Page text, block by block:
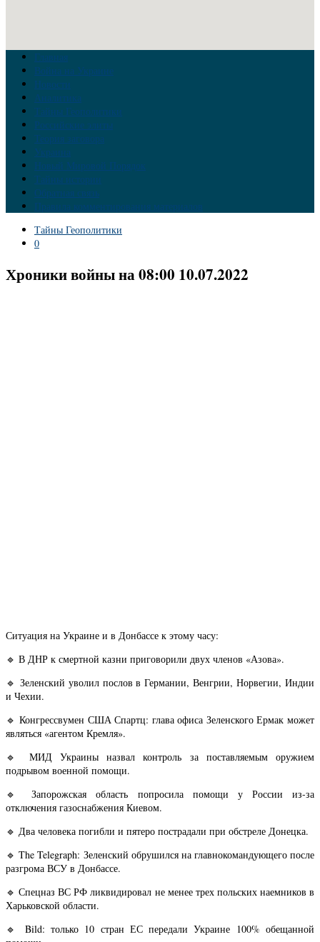
Главная
Война на Украине
Новости
Аналитика
Тайны Геополитики
Российские элиты
Теория заговора
Украина
Новый Мировой Порядок
Тайны истории
Обратная связь
Правила комментирования материалов
Тайны Геополитики
0
Хроники войны на 08:00 10.07.2022
Ситуация на Украине и в Донбассе к этому часу:
🔹 В ДНР к смертной казни приговорили двух членов «Азова».
🔹 Зеленский уволил послов в Германии, Венгрии, Норвегии, Индии
и Чехии.
🔹 Конгрессвумен США Спартц: глава офиса Зеленского Ермак может
являться «агентом Кремля».
🔹 МИД Украины назвал контроль за поставляемым оружием
подрывом военной помощи.
🔹 Запорожская область попросила помощи у России из-за
отключения газоснабжения Киевом.
🔹 Два человека погибли и пятеро пострадали при обстреле Донецка.
🔹 The Telegraph: Зеленский обрушился на главнокомандующего после
разгрома ВСУ в Донбассе.
🔹 Спецназ ВС РФ ликвидировал не менее трех польских наемников в
Харьковской области.
🔹 Bild: только 10 стран ЕС передали Украине 100% обещанной